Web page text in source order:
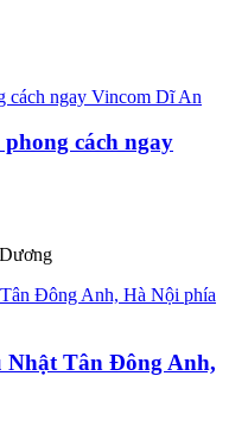
cách ngay
Nhật Tân Đông Anh,